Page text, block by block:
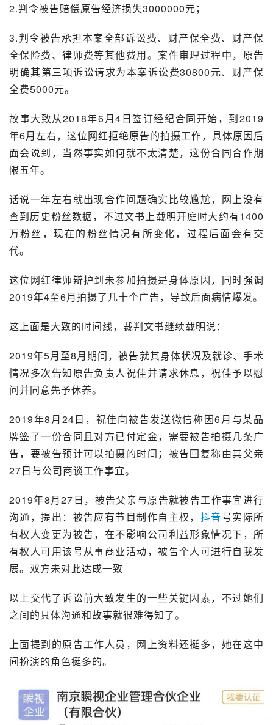
2.判令被告赔偿原告经济损失3000000元；
3.判令被告承担本案全部诉讼费、财产保全费、财产保
全保险费、律师费等其他费用。案件审理过程中，原告
明确其第三项诉讼请求为本案诉讼费30800元、财产保
全费5000元。
故事大致从2018年6月4日签订经纪合同开始，到2019
年6月左右，这位网红拒绝原告的拍摄工作，具体原因后
面会说到，当然事实如何就不太清楚，这份合同合作期
限五年。
话说一年左右就出现合作问题确实比较尴尬，网上没有
查到历史粉丝数据，不过文书上载明开庭时大约有1400
万粉丝，现在的粉丝情况有所变化，过程后面会有交
代。
这位网红律师辩护到未参加拍摄是身体原因，同时强调
2019年4至6月拍摄了几十个广告，导致后面病情爆发。
这上面是大致的时间线，裁判文书继续载明说：
2019年5月至8月期间，被告就其身体状况及就诊、手术
情况多次告知原告负责人祝佳并请求休息，祝佳予以慰
问并同意先予休养。
2019年8月24日，祝佳向被告发送微信称因6月与某品
牌签了一份合同且对方已付定金，需要被告拍摄几条广
告，要被告预计可以拍摄的时间；被告回复称由其父亲
27日与公司商谈工作事宜。
2019年8月27日，被告父亲与原告就被告工作事宜进行
沟通，提出：被告应有节目制作自主权， 抖音号实际所
有权人变更为被告，在不影响公司利益形象情况下，所
有权人可用该号从事商业活动，被告个人可进行自我发
展。双方未对此达成一致
以上交代了诉讼前大致发生的一些关键因素，不过她们
之间的具体沟通和故事就很难得知了。
上面提到的原告工作人员，网上资料还挺多，她在这中
间扮演的角色挺多的。